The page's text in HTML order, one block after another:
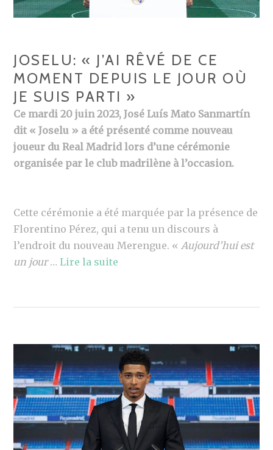
JOSELU: « J’AI RÊVÉ DE CE
MOMENT DEPUIS LE JOUR OÙ
JE SUIS PARTI »
Ce mardi 20 juin 2023, José Luís Mato Sanmartín
dit « Joselu » a été présenté comme nouveau
joueur du Real Madrid lors d’une cérémonie
organisée par le club madrilène à l’occasion.
Cette cérémonie a été marquée par la présence de
Florentino Pérez, qui a tenu un discours à
l’endroit du nouveau Merengue. « Aujourd’hui est
un jour…Lire la suite